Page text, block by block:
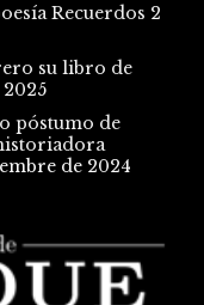
Recuerdos 2
su libro de
póstumo de
de 2024